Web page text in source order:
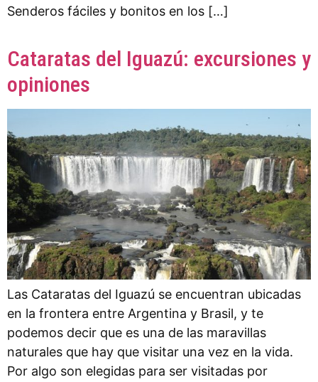
Senderos fáciles y bonitos en los […]
Cataratas del Iguazú: excursiones y
opiniones
Las Cataratas del Iguazú se encuentran ubicadas
en la frontera entre Argentina y Brasil, y te
podemos decir que es una de las maravillas
naturales que hay que visitar una vez en la vida.
Por algo son elegidas para ser visitadas por